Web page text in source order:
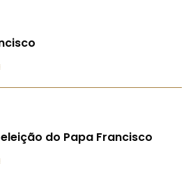
do Papa Francisco